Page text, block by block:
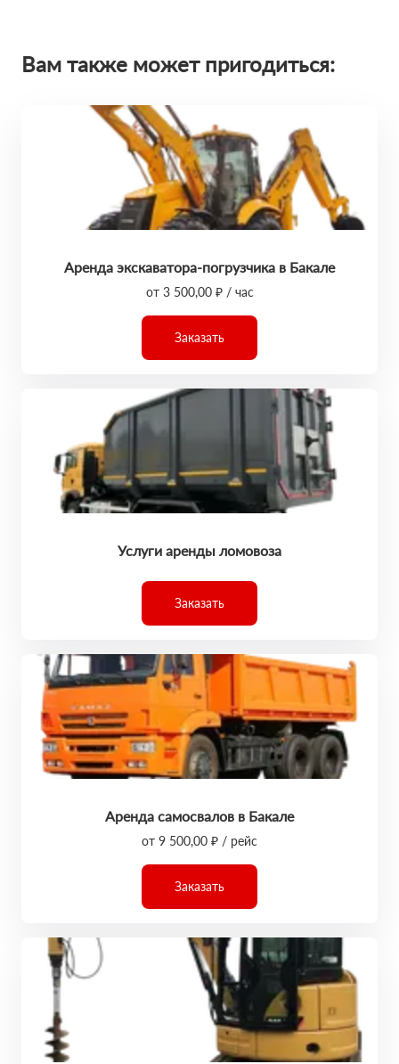
Вам также может пригодиться:
Аренда экскаватора-погрузчика в Бакале
от 3 500,00 ₽ / час
Заказать
Услуги аренды ломовоза
Заказать
Аренда самосвалов в Бакале
от 9 500,00 ₽ / рейс
Заказать